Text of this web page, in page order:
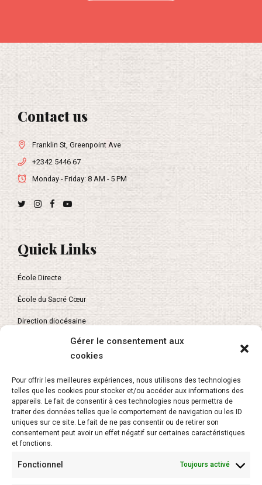
Gérer le consentement aux
cookies
Pour offrir les meilleures expériences, nous utilisons des technologies
telles que les cookies pour stocker et/ou accéder aux informations des
appareils. Le fait de consentir à ces technologies nous permettra de
traiter des données telles que le comportement de navigation ou les ID
uniques sur ce site. Le fait de ne pas consentir ou de retirer son
consentement peut avoir un effet négatif sur certaines caractéristiques
et fonctions.
Fonctionnel Toujours activé
0
Contact us
Franklin St, Greenpoint Ave
+2342 5446 67
Monday - Friday: 8 AM - 5 PM
Quick Links
École Directe
École du Sacré Cœur
Direction diocésaine
About
L’APEL Vaucluse
Secrétariat de l’enseignement catholique